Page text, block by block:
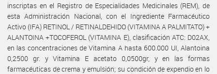
inscriptas en el Registro de Especialidades Medicinales (REM), de
esta Administración Nacional, con el Ingrediente Farmacéutico
Activo (IFA) RETINOL / RETINALDEHIDO (VITAMINA A PALMITATO) +
ALANTOINA +TOCOFEROL (VITAMINA E), clasificación ATC: D02AX,
en las concentraciones de Vitamina A hasta 600.000 UI, Alantoina
0,2500 gr. y Vitamina E acetato 0,0500gr, y en las formas
farmacéuticas de crema y emulsión; su condición de expendio en lo